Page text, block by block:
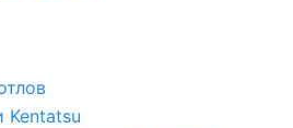
Kentatsu